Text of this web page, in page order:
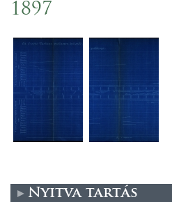
1897
Nyitva tartás